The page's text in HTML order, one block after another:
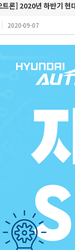
트론] 2020년 하반기 현
2020-09-07